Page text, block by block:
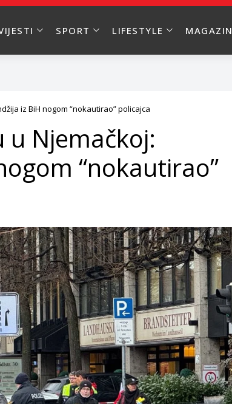
SPORT LIFESTYLE MAGAZIN
iz BiH nogom “nokautirao” policajca
Njemačkoj:
“nokautirao”